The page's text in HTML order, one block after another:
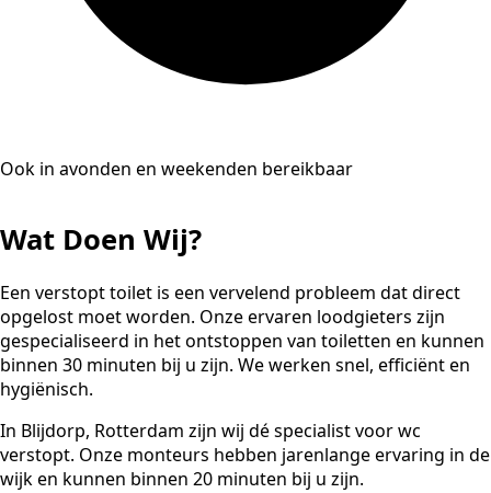
Ook in avonden en weekenden bereikbaar
Wat Doen Wij?
Een verstopt toilet is een vervelend probleem dat direct
opgelost moet worden. Onze ervaren loodgieters zijn
gespecialiseerd in het ontstoppen van toiletten en kunnen
binnen 30 minuten bij u zijn. We werken snel, efficiënt en
hygiënisch.
In Blijdorp, Rotterdam zijn wij dé specialist voor wc
verstopt. Onze monteurs hebben jarenlange ervaring in de
wijk en kunnen binnen 20 minuten bij u zijn.